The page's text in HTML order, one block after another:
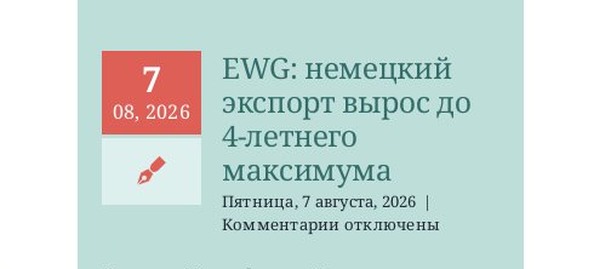
7
08, 2026
EWG: немецкий
экспорт вырос до
4-летнего
максимума
Пятница, 7 августа, 2026 |
Комментариикотключены